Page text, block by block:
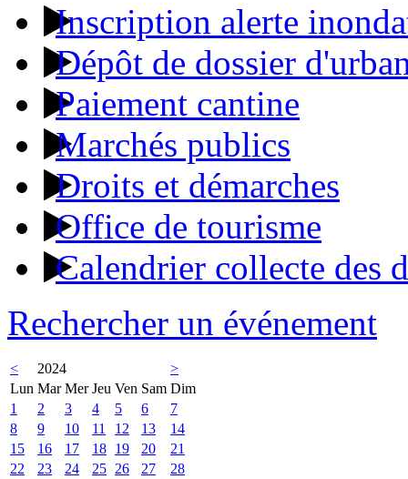
Inscription alerte
Dépôt de dossier
Paiement cantine
Marchés publics
Droits et démarches
Office de tourisme
Calendrier collecte des
Rechercher un événement
< 2024
>
Lun Mar Mer Jeu Ven Sam Dim
1
2 3 4 5 6
7
8
9 10 11 12 13
14
15
16 17 18 19 20
21
22
23 24 25 26 27
28